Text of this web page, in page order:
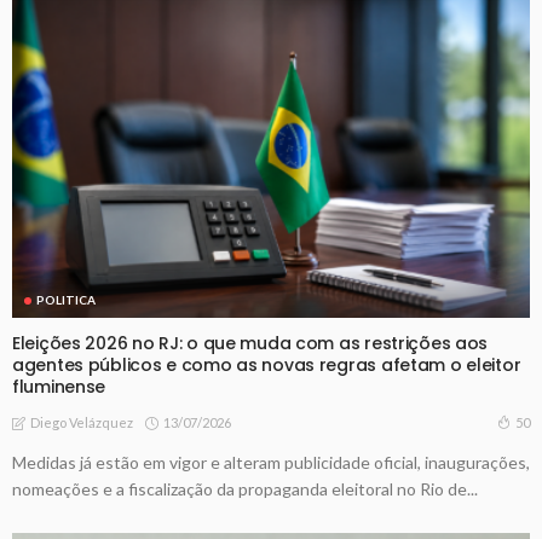
POLITICA
Eleições 2026 no RJ: o que muda com as restrições aos
agentes públicos e como as novas regras afetam o eleitor
fluminense
Diego Velázquez 13/07/2026 50
Medidas já estão em vigor e alteram publicidade oficial, inaugurações,
nomeações e a fiscalização da propaganda eleitoral no Rio de...